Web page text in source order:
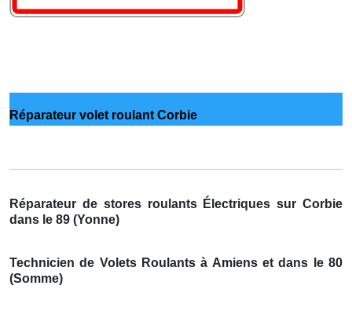
Réparateur volet roulant Corbie
Réparateur de stores roulants Électriques sur Corbie
dans le 89 (Yonne)
Technicien de Volets Roulants à Amiens et dans le 80
(Somme)